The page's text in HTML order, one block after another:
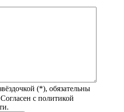
(*), обязательны
Согласен с политикой